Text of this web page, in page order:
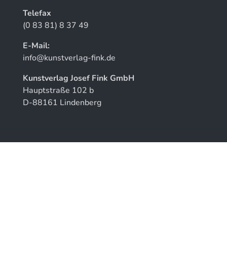
Telefax
(0 83 81) 8 37 49
E-Mail:
info@kunstverlag-fink.de
Kunstverlag Josef Fink GmbH
Hauptstraße 102 b
D-88161 Lindenberg